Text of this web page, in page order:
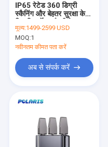
IP65 रेटेड 360 डिग्री
स्कैनिंग और बेहतर सुरक्षा के
हैंडहेल्ड ड्रोन डिटेक्टर
मूल्य:1499-2599 USD
MOQ:1
नवीनतम कीमत पता करें
अब से संपर्क करें